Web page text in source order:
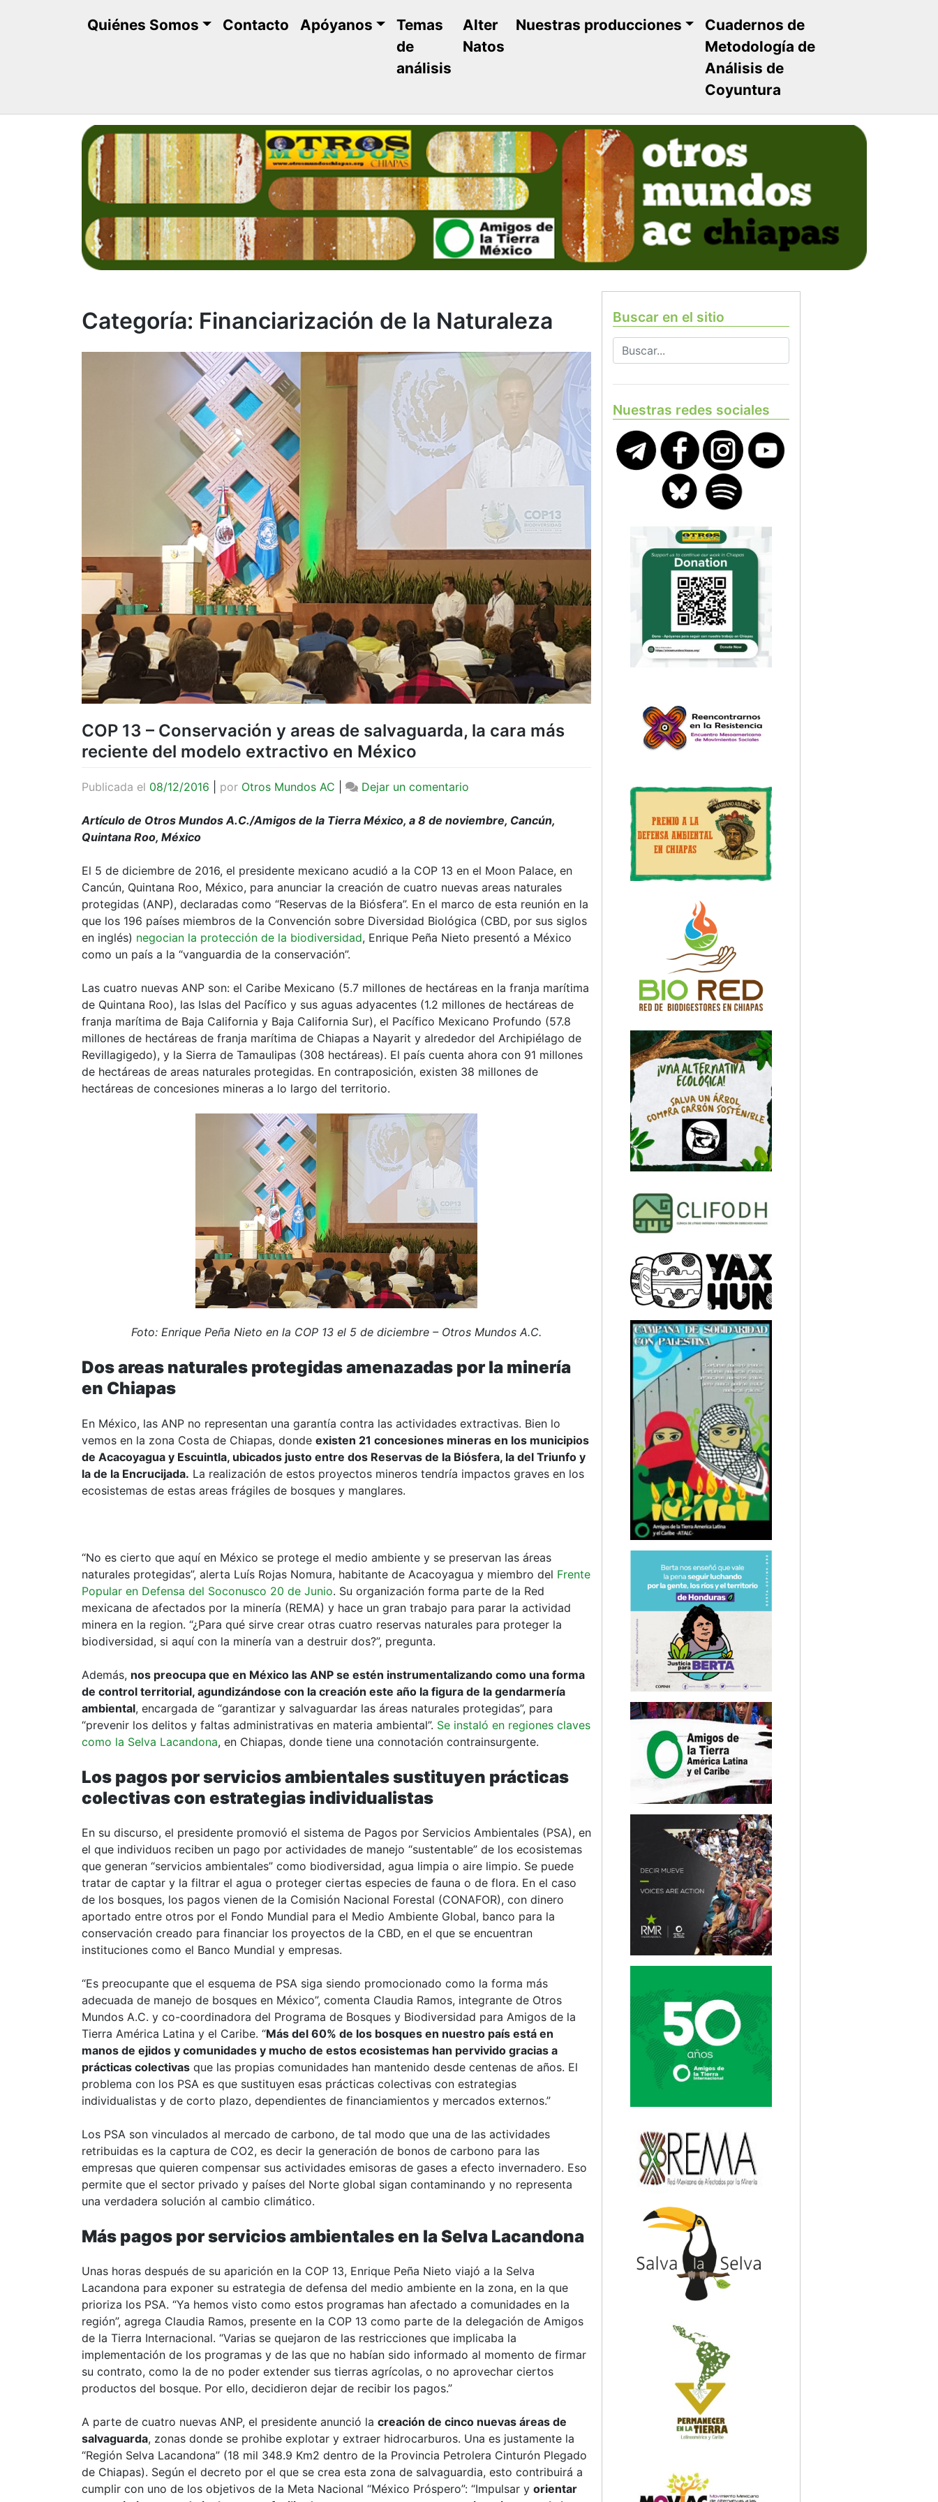
Quiénes Somos Contacto Apóyanos
Temas
de
análisis
Alter
Natos
Nuestras producciones
Cuadernos de
Metodología de
Análisis de
Coyuntura
Categoría: Financiarización de la Naturaleza
COP 13 – Conservación y areas de salvaguarda, la cara más
reciente del modelo extractivo en México
Publicada el 08/12/2016 por Otros Mundos AC Dejar un comentario
13
y
areas
de
salvaguarda,
la
reciente
del
modelo
extractivo
en
México
Artículo de Otros Mundos A.C./Amigos de la Tierra México, a 8 de noviembre, Cancún,
Quintana Roo, México
El 5 de diciembre de 2016, el presidente mexicano acudió a la COP 13 en el Moon Palace, en
Cancún, Quintana Roo, México, para anunciar la creación de cuatro nuevas areas naturales
protegidas (ANP), declaradas como “Reservas de la Biósfera”. En el marco de esta reunión en la
que los 196 países miembros de la Convención sobre Diversidad Biológica (CBD, por sus siglos
en inglés) negocian la protección de la biodiversidad, Enrique Peña Nieto presentó a México
como un país a la “vanguardia de la conservación”.
Las cuatro nuevas ANP son: el Caribe Mexicano (5.7 millones de hectáreas en la franja marítima
de Quintana Roo), las Islas del Pacífico y sus aguas adyacentes (1.2 millones de hectáreas de
franja marítima de Baja California y Baja California Sur), el Pacífico Mexicano Profundo (57.8
millones de hectáreas de franja marítima de Chiapas a Nayarit y alrededor del Archipiélago de
Revillagigedo), y la Sierra de Tamaulipas (308 hectáreas). El país cuenta ahora con 91 millones
de hectáreas de areas naturales protegidas. En contraposición, existen 38 millones de
hectáreas de concesiones mineras a lo largo del territorio.
Foto: Enrique Peña Nieto en la COP 13 el 5 de diciembre – Otros Mundos A.C.
Dos areas naturales protegidas amenazadas por la minería
en Chiapas
En México, las ANP no representan una garantía contra las actividades extractivas. Bien lo
vemos en la zona Costa de Chiapas, donde existen 21 concesiones mineras en los municipios
de Acacoyagua y Escuintla, ubicados justo entre dos Reservas de la Biósfera, la del Triunfo y
la de la Encrucijada. La realización de estos proyectos mineros tendría impactos graves en los
ecosistemas de estas areas frágiles de bosques y manglares.
“No es cierto que aquí en México se protege el medio ambiente y se preservan las áreas
naturales protegidas”, alerta Luís Rojas Nomura, habitante de Acacoyagua y miembro del Frente
Popular en Defensa del Soconusco 20 de Junio. Su organización forma parte de la Red
mexicana de afectados por la minería (REMA) y hace un gran trabajo para parar la actividad
minera en la region. “¿Para qué sirve crear otras cuatro reservas naturales para proteger la
biodiversidad, si aquí con la minería van a destruir dos?”, pregunta.
Además, nos preocupa que en México las ANP se estén instrumentalizando como una forma
de control territorial, agundizándose con la creación este año la figura de la gendarmería
ambiental, encargada de “garantizar y salvaguardar las áreas naturales protegidas”, para
“prevenir los delitos y faltas administrativas en materia ambiental”. Se instaló en regiones claves
como la Selva Lacandona, en Chiapas, donde tiene una connotación contrainsurgente.
Los pagos por servicios ambientales sustituyen prácticas
colectivas con estrategias individualistas
En su discurso, el presidente promovió el sistema de Pagos por Servicios Ambientales (PSA), en
el que individuos reciben un pago por actividades de manejo “sustentable” de los ecosistemas
que generan “servicios ambientales” como biodiversidad, agua limpia o aire limpio. Se puede
tratar de captar y la filtrar el agua o proteger ciertas especies de fauna o de flora. En el caso
de los bosques, los pagos vienen de la Comisión Nacional Forestal (CONAFOR), con dinero
aportado entre otros por el Fondo Mundial para el Medio Ambiente Global, banco para la
conservación creado para financiar los proyectos de la CBD, en el que se encuentran
instituciones como el Banco Mundial y empresas.
“Es preocupante que el esquema de PSA siga siendo promocionado como la forma más
adecuada de manejo de bosques en México”, comenta Claudia Ramos, integrante de Otros
Mundos A.C. y co-coordinadora del Programa de Bosques y Biodiversidad para Amigos de la
Tierra América Latina y el Caribe. “Más del 60% de los bosques en nuestro país está en
manos de ejidos y comunidades y mucho de estos ecosistemas han pervivido gracias a
prácticas colectivas que las propias comunidades han mantenido desde centenas de años. El
problema con los PSA es que sustituyen esas prácticas colectivas con estrategias
individualistas y de corto plazo, dependientes de financiamientos y mercados externos.”
Los PSA son vinculados al mercado de carbono, de tal modo que una de las actividades
retribuidas es la captura de CO2, es decir la generación de bonos de carbono para las
empresas que quieren compensar sus actividades emisoras de gases a efecto invernadero. Eso
permite que el sector privado y países del Norte global sigan contaminando y no representa
una verdadera solución al cambio climático.
Más pagos por servicios ambientales en la Selva Lacandona
Unas horas después de su aparición en la COP 13, Enrique Peña Nieto viajó a la Selva
Lacandona para exponer su estrategia de defensa del medio ambiente en la zona, en la que
prioriza los PSA. “Ya hemos visto como estos programas han afectado a comunidades en la
región”, agrega Claudia Ramos, presente en la COP 13 como parte de la delegación de Amigos
de la Tierra Internacional. “Varias se quejaron de las restricciones que implicaba la
implementación de los programas y de las que no habían sido informado al momento de firmar
su contrato, como la de no poder extender sus tierras agrícolas, o no aprovechar ciertos
productos del bosque. Por ello, decidieron dejar de recibir los pagos.”
A parte de cuatro nuevas ANP, el presidente anunció la creación de cinco nuevas áreas de
salvaguarda, zonas donde se prohibe explotar y extraer hidrocarburos. Una es justamente la
“Región Selva Lacandona” (18 mil 348.9 Km2 dentro de la Provincia Petrolera Cinturón Plegado
de Chiapas). Según el decreto por el que se crea esta zona de salvaguardia, esto contribuirá a
cumplir con uno de los objetivos de la Meta Nacional “México Próspero”: “Impulsar y orientar
Buscar en el sitio
Nuestras redes sociales